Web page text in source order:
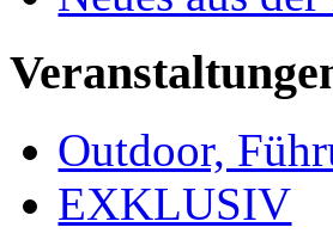
Outdoor,
EXKLUSIV